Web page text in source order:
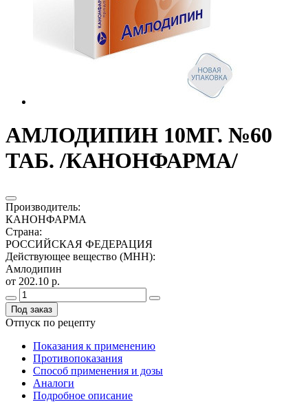
АМЛОДИПИН 10МГ. №60
ТАБ. /КАНОНФАРМА/
Производитель:
КАНОНФАРМА
Страна:
РОССИЙСКАЯ ФЕДЕРАЦИЯ
Действующее вещество (МНН):
Амлодипин
от 202.10 р.
Под заказ
Отпуск по рецепту
Показания к применению
Противопоказания
Способ применения и дозы
Аналоги
Подробное описание